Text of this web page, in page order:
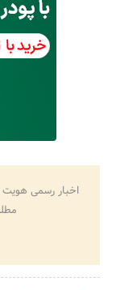
اخبار رسمی